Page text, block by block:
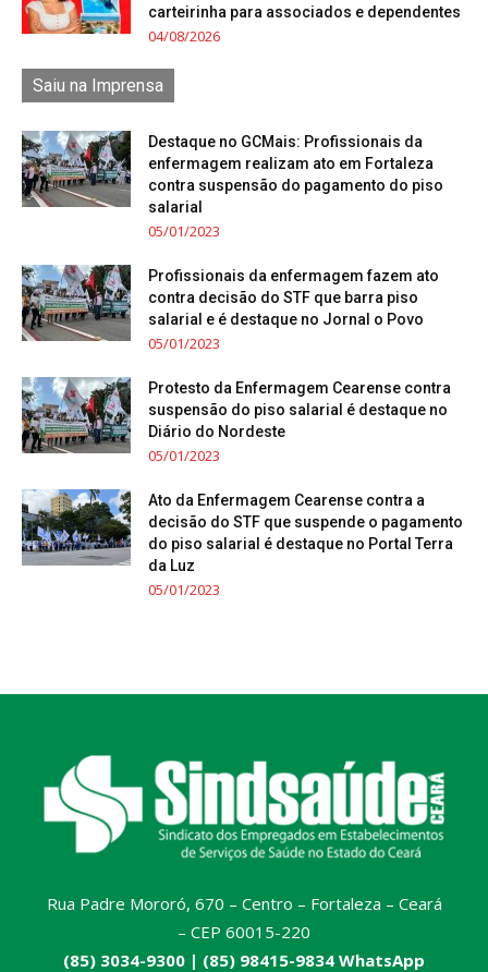
carteirinha para associados e dependentes
04/08/2026
Saiu na Imprensa
Destaque no GCMais: Profissionais da
enfermagem realizam ato em Fortaleza
contra suspensão do pagamento do piso
salarial
05/01/2023
Profissionais da enfermagem fazem ato
contra decisão do STF que barra piso
salarial e é destaque no Jornal o Povo
05/01/2023
Protesto da Enfermagem Cearense contra
suspensão do piso salarial é destaque no
Diário do Nordeste
05/01/2023
Ato da Enfermagem Cearense contra a
decisão do STF que suspende o pagamento
do piso salarial é destaque no Portal Terra
da Luz
05/01/2023
Rua Padre Mororó, 670 – Centro – Fortaleza – Ceará
– CEP 60015-220
(85) 3034-9300 | (85) 98415-9834 WhatsApp